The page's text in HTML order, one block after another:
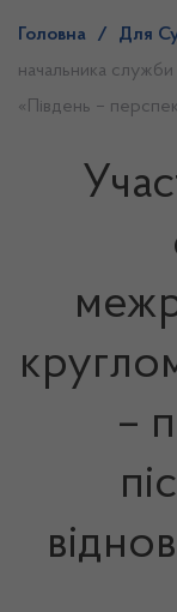
Головна / Для
начальника
«Південь –
–